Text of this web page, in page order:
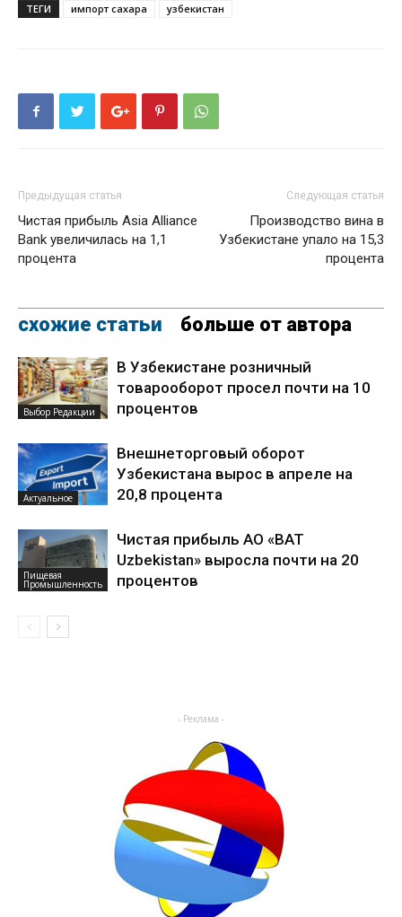
ТЕГИ импорт сахара узбекистан
Предыдущая статья
Чистая прибыль Asia Alliance
Bank увеличилась на 1,1
процента
Следующая статья
Производство вина в
Узбекистане упало на 15,3
процента
схожие статьи больше от автора
Выбор Редакции
В Узбекистане розничный
товарооборот просел почти на 10
процентов
Актуальное
Внешнеторговый оборот
Узбекистана вырос в апреле на
20,8 процента
Пищевая
Промышленность
Чистая прибыль АО «BAT
Uzbekistan» выросла почти на 20
процентов
- Реклама -